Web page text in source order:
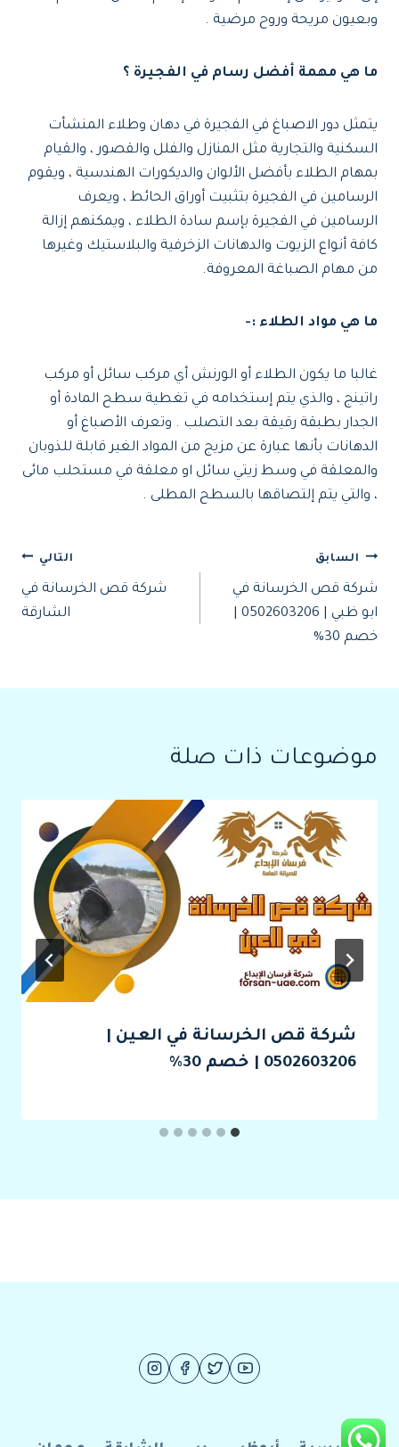
وبعيون مريحة وروح مرضية .
ما هي مهمة أفضل رسام في الفجيرة ؟
يتمثل دور الاصباغ في الفجيرة في دهان وطلاء المنشأت
السكنية والتجارية مثل المنازل والفلل والقصور ، والقيام
بمهام الطلاء بأفضل الألوان والديكورات الهندسية ، ويقوم
الرسامين في الفجيرة بتثبيت أوراق الحائط ، ويعرف
الرسامين في الفجيرة بإسم سادة الطلاء ، ويمكنهم إزالة
كافة أنواع الزيوت والدهانات الزخرفية والبلاستيك وغيرها
من مهام الصباغة المعروفة.
ما هي مواد الطلاء :-
غالبا ما يكون الطلاء أو الورنش أي مركب سائل أو مركب
راتينج ، والذي يتم إستخدامه في تغطية سطح المادة أو
الجدار بطبقة رقيقة بعد التصلب . وتعرف الأصباغ أو
الدهانات بأنها عبارة عن مزيج من المواد الغير قابلة للذوبان
والمعلقة في وسط زيتي سائل او معلقة في مستحلب مائى
، والتي يتم إلتصاقها بالسطح المطلى .
تصفّح
المقالات
السابق
شركة قص الخرسانة في
خصم 30%
التالي
شركة قص الخرسانة في
الشارقة
موضوعات ذات صلة
شركة قص الخرسانة في العين |
0502603206 | خصم 30%